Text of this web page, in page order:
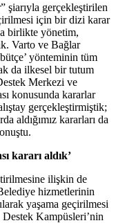
şiarıyla gerçekleştirilen
için bir dizi karar
birlikte yönetim,
Varto ve Bağlar
bütçe’ yönteminin tüm
da ilkesel bir tutum
Merkezi ve
konusunda kararlar
gerçekleştirmiştik;
aldığımız kararları da
kararı aldık’
ilişkin de
hizmetlerinin
yaşama geçirilmesi
Kampüsleri’nin